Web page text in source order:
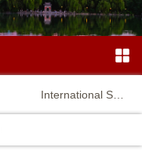
International Student Admission